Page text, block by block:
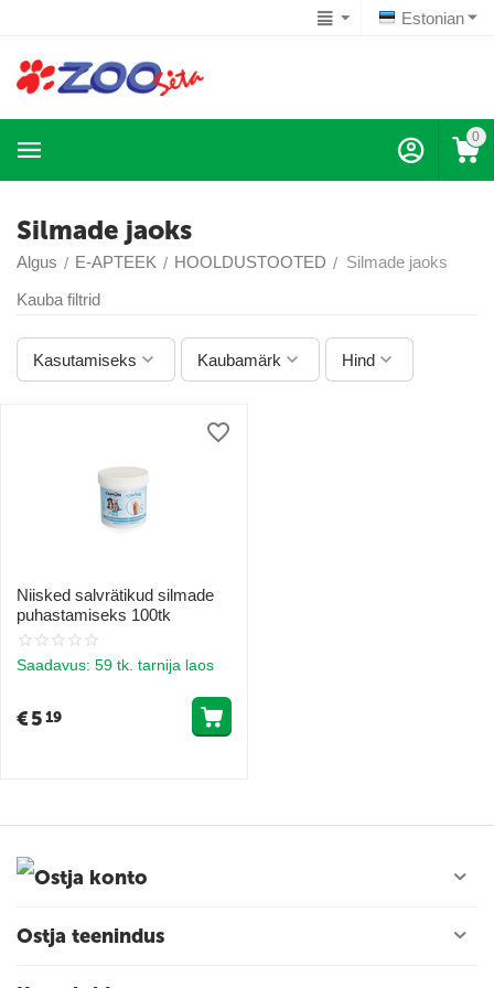
Estonian
0
Silmade jaoks
Algus / E-APTEEK / HOOLDUSTOOTED / Silmade jaoks
Kauba filtrid
Kasutamiseks Kaubamärk Hind
Niisked salvrätikud silmade
puhastamiseks 100tk
Saadavus: 59 tk. tarnija laos
€519
Ostja konto
Ostja teenindus